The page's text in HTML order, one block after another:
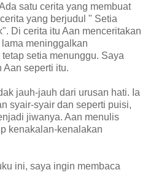
satu cerita yang membuat
yang berjudul " Setia
Di cerita itu Aan menceritakan
meninggalkan
setia menunggu. Saya
Aan seperti itu.
jauh-jauh dari urusan hati. Ia
syair-syair dan seperti puisi,
jiwanya. Aan menulis
kenakalan-kenalakan
ini, saya ingin membaca